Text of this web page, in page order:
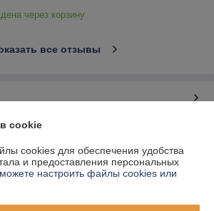
через корзину
все отзывы
cookie
cookies для обеспечения удобства
и предоставления персональных
настроить файлы cookies или